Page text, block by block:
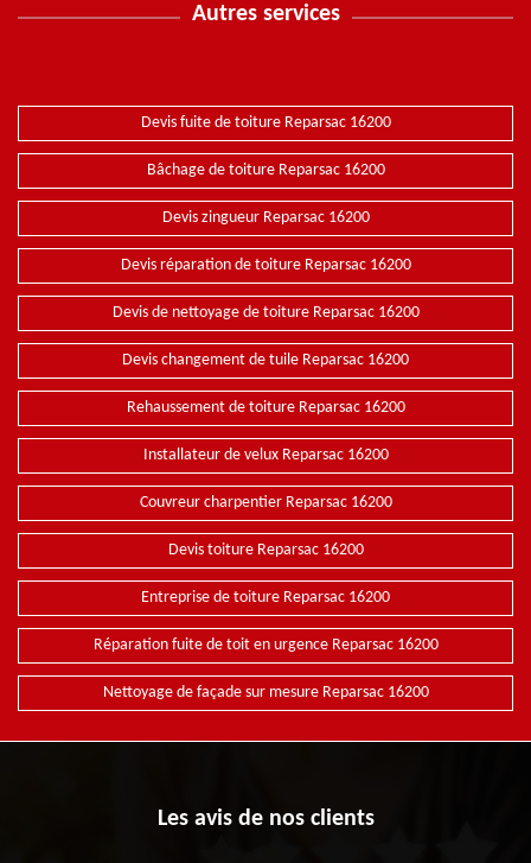
Autres services
Devis fuite de toiture Reparsac 16200
Bâchage de toiture Reparsac 16200
Devis zingueur Reparsac 16200
Devis réparation de toiture Reparsac 16200
Devis de nettoyage de toiture Reparsac 16200
Devis changement de tuile Reparsac 16200
Rehaussement de toiture Reparsac 16200
Installateur de velux Reparsac 16200
Couvreur charpentier Reparsac 16200
Devis toiture Reparsac 16200
Entreprise de toiture Reparsac 16200
Réparation fuite de toit en urgence Reparsac 16200
Nettoyage de façade sur mesure Reparsac 16200
Les avis de nos clients